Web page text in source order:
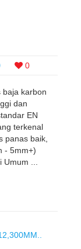
0
baja karbon
dan
EN
terkenal
panas baik,
- 5mm+)
...